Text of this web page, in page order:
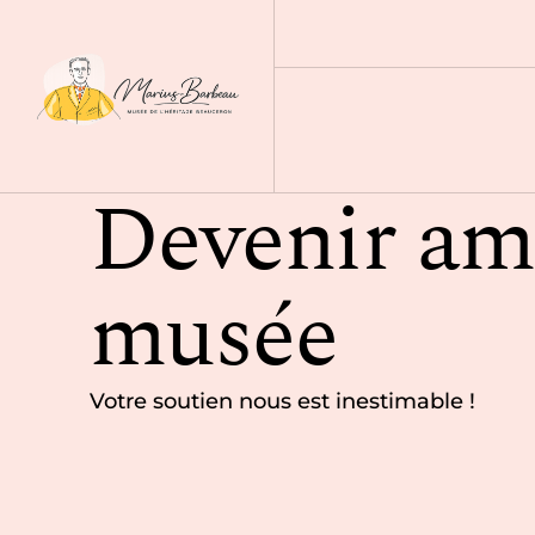
Devenir
musée
Votre soutien nous est inestimable !